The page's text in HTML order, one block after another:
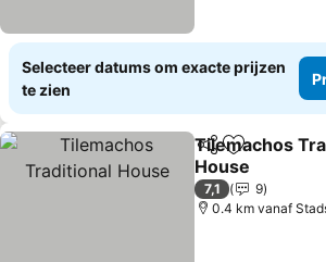
Selecteer datums om exacte prijzen
te zien
DelenToevoegen
Tilemachos
House
Prijzen bekijken
7,1
9
0.4 km vanaf